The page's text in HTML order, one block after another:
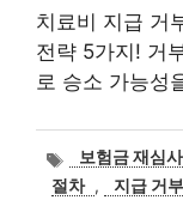
치료비 지급 거
전략 5가지! 거
로 승소 가능성
태
그
보험금 재심사
절차 , 지급 거